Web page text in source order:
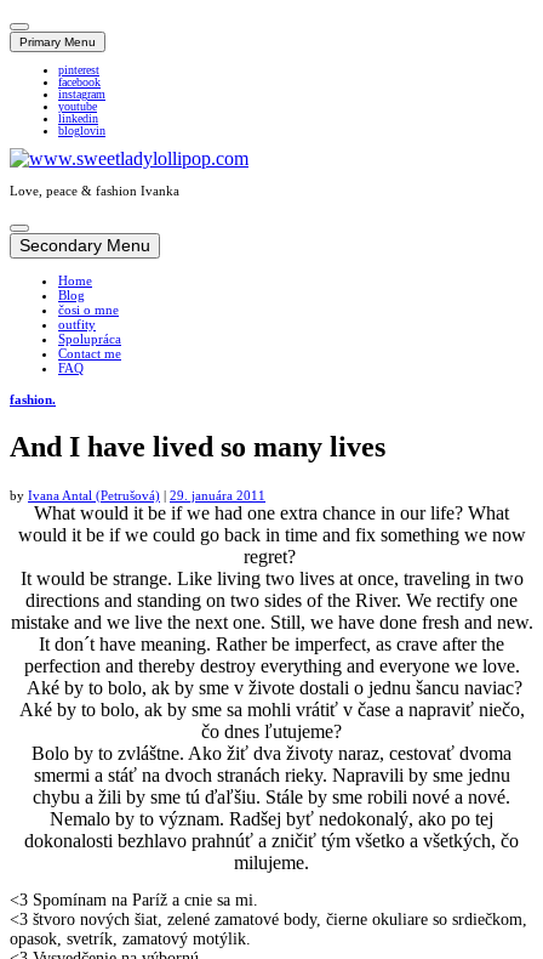
Primary Menu
pinterest
facebook
instagram
youtube
linkedin
bloglovin
Love, peace & fashion Ivanka
Skip
to
content
Secondary Menu
Home
Blog
čosi o mne
outfity
Spolupráca
Contact me
FAQ
fashion.
And I have lived so many lives
by Ivana Antal (Petrušová) 29. januára 2011
What would it be if we had one extra chance in our life? What
would it be if we could go back in time and fix something we now
regret?
It would be strange. Likeliving two lives at once, traveling in two
directions and standing on two sides of the River. We rectify one
mistake and we live the next one. Still, we have done fresh and new.
It don´t have meaning. Rather be imperfect, as crave after the
perfection and thereby destroy everything and everyone we love.
Aké by to bolo, ak by sme v živote dostali o jednu šancu naviac?
Aké by to bolo, ak by sme sa mohli vrátiť v čase a napraviť niečo,
čo dnes ľutujeme?
Bolo by to zvláštne. Ako žiť dva životy naraz, cestovať dvoma
smermi a stáť na dvoch stranách rieky. Napravili by sme jednu
chybu a žili by sme tú ďaľšiu. Stále by sme robili nové a nové.
Nemalo by to význam. Radšej byť nedokonalý, ako po tej
dokonalosti bezhlavo prahnúť a zničiť tým všetko a všetkých, čo
milujeme.
<3 Spomínam na Paríž a cnie sa mi.
<3 štvoro nových šiat, zelené zamatové body, čierne okuliare so srdiečkom,
opasok, svetrík, zamatový motýlik.